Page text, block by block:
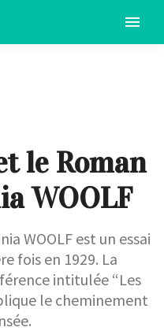
le Roman
WOOLF
WOOLF est un essai
fois en 1929. La
intitulée “Les
le cheminement